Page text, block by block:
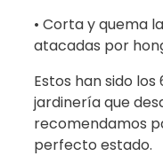
• Corta y quema
atacadas por
Estos han sido
jardinería que
recomendamos
perfecto estado.